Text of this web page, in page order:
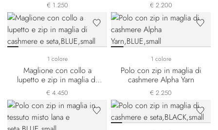
€ 1.250 € 2.200
1 colore
Maglione con collo a
lupetto e zip in maglia di
cashmere e seta
€ 4.450
1 colore
Polo con zip in maglia di
cashmere Alpha Yarn
€ 2.250